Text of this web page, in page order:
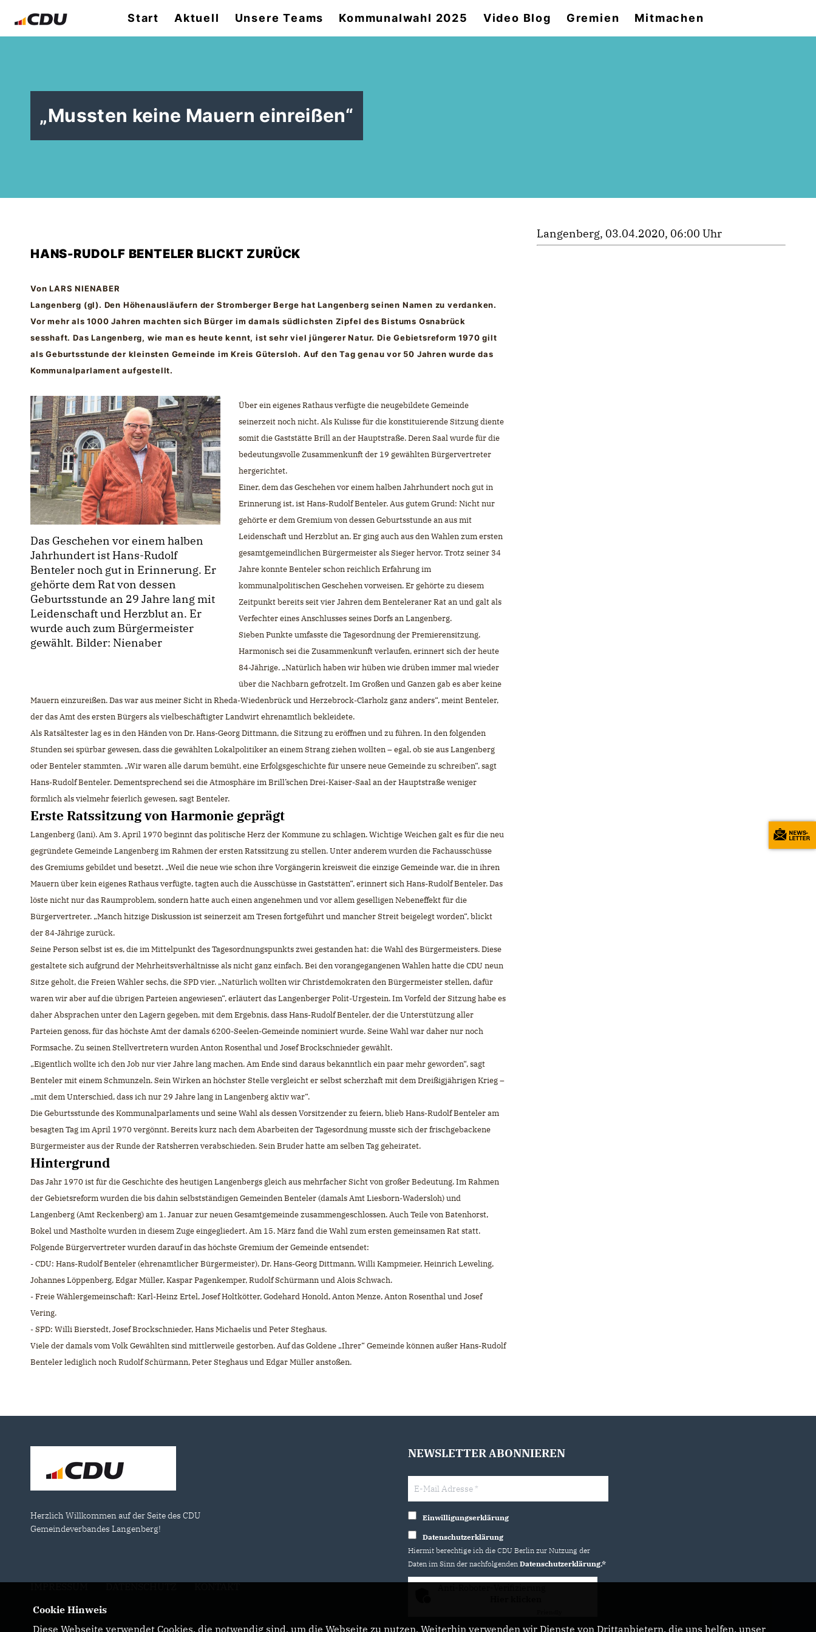
Start Aktuell Unsere Teams Kommunalwahl 2025 Video Blog Gremien Mitmachen
Mussten keine Mauern einreißen“
HANS-RUDOLF BENTELER BLICKT ZURÜCK
Von LARS NIENABER
Langenberg (gl). Den Höhenausläufern der Stromberger Berge hat Langenberg seinen Namen zu verdanken.
Vor mehr als 1000 Jahren machten sich Bürger im damals südlichsten Zipfel des Bistums Osnabrück
sesshaft. Das Langenberg, wie man es heute kennt, ist sehr viel jüngerer Natur. Die Gebietsreform 1970 gilt
als Geburtsstunde der kleinsten Gemeinde im Kreis Gütersloh. Auf den Tag genau vor 50 Jahren wurde das
Kommunalparlament aufgestellt.
Das Geschehen vor einem halben
Jahrhundert ist Hans-Rudolf
Benteler noch gut in Erinnerung. Er
gehörte dem Rat von dessen
Geburtsstunde an 29 Jahre lang mit
Leidenschaft und Herzblut an. Er
wurde auch zum Bürgermeister
gewählt. Bilder: Nienaber
Über ein eigenes Rathaus verfügte die neugebildete Gemeinde
seinerzeit noch nicht. Als Kulisse für die konstituierende Sitzung diente
somit die Gaststätte Brill an der Hauptstraße. Deren Saal wurde für die
bedeutungsvolle Zusammenkunft der 19 gewählten Bürgervertreter
hergerichtet.
Einer, dem das Geschehen vor einem halben Jahrhundert noch gut in
Erinnerung ist, ist Hans-Rudolf Benteler. Aus gutem Grund: Nicht nur
gehörte er dem Gremium von dessen Geburtsstunde an aus mit
Leidenschaft und Herzblut an. Er ging auch aus den Wahlen zum ersten
gesamtgemeindlichen Bürgermeister als Sieger hervor. Trotz seiner 34
Jahre konnte Benteler schon reichlich Erfahrung im
kommunalpolitischen Geschehen vorweisen. Er gehörte zu diesem
Zeitpunkt bereits seit vier Jahren dem Benteleraner Rat an und galt als
Verfechter eines Anschlusses seines Dorfs an Langenberg.
Sieben Punkte umfasste die Tagesordnung der Premierensitzung.
Harmonisch sei die Zusammenkunft verlaufen, erinnert sich der heute
84-Jährige. „Natürlich haben wir hüben wie drüben immer mal wieder
über die Nachbarn gefrotzelt. Im Großen und Ganzen gab es aber keine
Mauern einzureißen. Das war aus meiner Sicht in Rheda-Wiedenbrück und Herzebrock-Clarholz ganz anders“, meint Benteler,
der das Amt des ersten Bürgers als vielbeschäftigter Landwirt ehrenamtlich bekleidete.
Als Ratsältester lag es in den Händen von Dr. Hans-Georg Dittmann, die Sitzung zu eröffnen und zu führen. In den folgenden
Stunden sei spürbar gewesen, dass die gewählten Lokalpolitiker an einem Strang ziehen wollten – egal, ob sie aus Langenberg
oder Benteler stammten. „Wir waren alle darum bemüht, eine Erfolgsgeschichte für unsere neue Gemeinde zu schreiben“, sagt
Hans-Rudolf Benteler. Dementsprechend sei die Atmosphäre im Brill’schen Drei-Kaiser-Saal an der Hauptstraße weniger
förmlich als vielmehr feierlich gewesen, sagt Benteler.
Erste Ratssitzung von Harmonie geprägt
Langenberg (lani). Am 3. April 1970 beginnt das politische Herz der Kommune zu schlagen. Wichtige Weichen galt es für die neu
gegründete Gemeinde Langenberg im Rahmen der ersten Ratssitzung zu stellen. Unter anderem wurden die Fachausschüsse
des Gremiums gebildet und besetzt. „Weil die neue wie schon ihre Vorgängerin kreisweit die einzige Gemeinde war, die in ihren
Mauern über kein eigenes Rathaus verfügte, tagten auch die Ausschüsse in Gaststätten“, erinnert sich Hans-Rudolf Benteler. Das
löste nicht nur das Raumproblem, sondern hatte auch einen angenehmen und vor allem geselligen Nebeneffekt für die
Bürgervertreter. „Manch hitzige Diskussion ist seinerzeit am Tresen fortgeführt und mancher Streit beigelegt worden“, blickt
der 84-Jährige zurück.
Seine Person selbst ist es, die im Mittelpunkt des Tagesordnungspunkts zwei gestanden hat: die Wahl des Bürgermeisters. Diese
gestaltete sich aufgrund der Mehrheitsverhältnisse als nicht ganz einfach. Bei den vorangegangenen Wahlen hatte die CDU neun
Sitze geholt, die Freien Wähler sechs, die SPD vier. „Natürlich wollten wir Christdemokraten den Bürgermeister stellen, dafür
waren wir aber auf die übrigen Parteien angewiesen“, erläutert das Langenberger Polit-Urgestein. Im Vorfeld der Sitzung habe es
daher Absprachen unter den Lagern gegeben, mit dem Ergebnis, dass Hans-Rudolf Benteler, der die Unterstützung aller
Parteien genoss, für das höchste Amt der damals 6200-Seelen-Gemeinde nominiert wurde. Seine Wahl war daher nur noch
Formsache. Zu seinen Stellvertretern wurden Anton Rosenthal und Josef Brockschnieder gewählt.
Eigentlich wollte ich den Job nur vier Jahre lang machen. Am Ende sind daraus bekanntlich ein paar mehr geworden“, sagt
Benteler mit einem Schmunzeln. Sein Wirken an höchster Stelle vergleicht er selbst scherzhaft mit dem Dreißigjährigen Krieg –
mit dem Unterschied, dass ich nur 29 Jahre lang in Langenberg aktiv war“.
Die Geburtsstunde des Kommunalparlaments und seine Wahl als dessen Vorsitzender zu feiern, blieb Hans-Rudolf Benteler am
besagten Tag im April 1970 vergönnt. Bereits kurz nach dem Abarbeiten der Tagesordnung musste sich der frischgebackene
Bürgermeister aus der Runde der Ratsherren verabschieden. Sein Bruder hatte am selben Tag geheiratet.
Hintergrund
Das Jahr 1970 ist für die Geschichte des heutigen Langenbergs gleich aus mehrfacher Sicht von großer Bedeutung. Im Rahmen
der Gebietsreform wurden die bis dahin selbstständigen Gemeinden Benteler (damals Amt Liesborn-Wadersloh) und
Langenberg (Amt Reckenberg) am 1. Januar zur neuen Gesamtgemeinde zusammengeschlossen. Auch Teile von Batenhorst,
Bokel und Mastholte wurden in diesem Zuge eingegliedert. Am 15. März fand die Wahl zum ersten gemeinsamen Rat statt.
Folgende Bürgervertreter wurden darauf in das höchste Gremium der Gemeinde entsendet:
- CDU: Hans-Rudolf Benteler (ehrenamtlicher Bürgermeister), Dr. Hans-Georg Dittmann, Willi Kampmeier, Heinrich Leweling,
Johannes Löppenberg, Edgar Müller, Kaspar Pagenkemper, Rudolf Schürmann und Alois Schwach.
- Freie Wählergemeinschaft: Karl-Heinz Ertel, Josef Holtkötter, Godehard Honold, Anton Menze, Anton Rosenthal und Josef
Vering.
- SPD: Willi Bierstedt, Josef Brockschnieder, Hans Michaelis und Peter Steghaus.
Viele der damals vom Volk Gewählten sind mittlerweile gestorben. Auf das Goldene „Ihrer“ Gemeinde können außer Hans-Rudolf
Benteler lediglich noch Rudolf Schürmann, Peter Steghaus und Edgar Müller anstoßen.
Langenberg, 03.04.2020, 06:00 Uhr
Herzlich Willkommen auf der Seite des CDU
Gemeindeverbandes Langenberg!
IMPRESSUM DATENSCHUTZ KONTAKT
NEWSLETTER ABONNIEREN
Einwilligungserklärung
Datenschutzerklärung
Hiermit berechtige ich die CDU Berlin zur Nutzung der
Daten im Sinn der nachfolgenden Datenschutzerklärung.*
Cookie Hinweis
Diese Webseite verwendet Cookies, die notwendig sind, um die Webseite zu nutzen. Weiterhin verwenden wir Dienste von Drittanbietern, die uns helfen, unser